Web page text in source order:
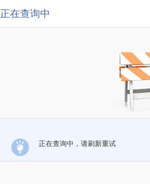
正在查询中
正在查询中，请刷新重试